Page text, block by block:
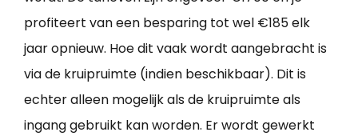
profiteert van een besparing tot wel €185 elk
jaar opnieuw. Hoe dit vaak wordt aangebracht is
via de kruipruimte (indien beschikbaar). Dit is
echter alleen mogelijk als de kruipruimte als
ingang gebruikt kan worden. Er wordt gewerkt